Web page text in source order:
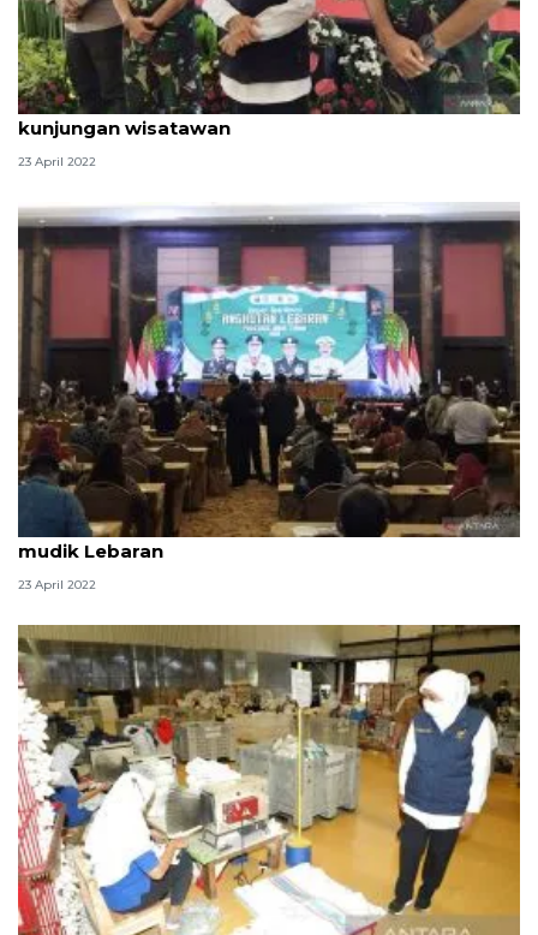
Khofifah minta pengelola wisata perhatikan jumlah
kunjungan wisatawan
23 April 2022
Pemprov Jatim petakan titik rawan macet saat
mudik Lebaran
23 April 2022